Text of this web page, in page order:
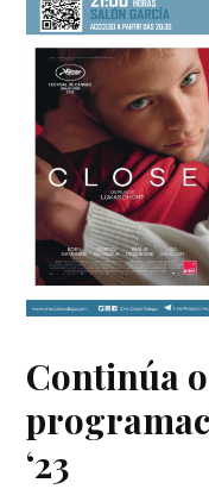
Continúa
‘23